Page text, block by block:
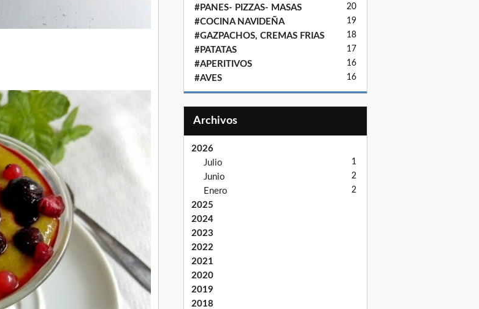
#PANES- PIZZAS- MASAS 20
#COCINA NAVIDEÑA 19
#GAZPACHOS, CREMAS FRIAS 18
#PATATAS 17
#APERITIVOS 16
#AVES 16
Archivos
2026
Julio
1
Junio 2
Enero 2
2025
2024
2023
2022
2021
2020
2019
2018